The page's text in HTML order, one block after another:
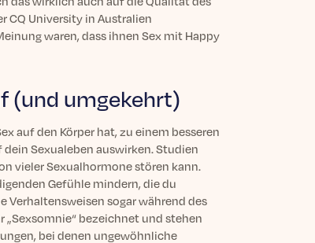
CQ University in Australien
waren, dass ihnen Sex mit Happy
(und umgekehrt)
auf den Körper hat, zu einem besseren
Sexualeben auswirken. Studien
vieler Sexualhormone stören kann.
Gefühle mindern, die du
sogar während des
„Sexsomnie“ bezeichnet und stehen
bei denen ungewöhnliche